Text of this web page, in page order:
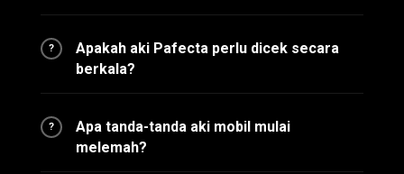
?
Apakah aki Pafecta perlu dicek secara
berkala?
?
Apa tanda-tanda aki mobil mulai
melemah?